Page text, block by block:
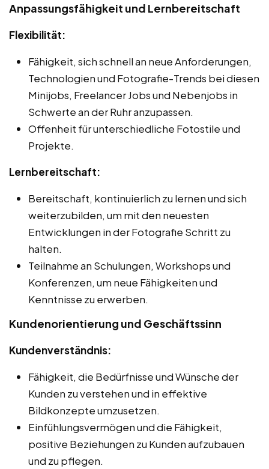
Anpassungsfähigkeit und Lernbereitschaft
Flexibilität:
Fähigkeit, sich schnell an neue Anforderungen,
Technologien und Fotografie-Trends bei diesen
Minijobs, Freelancer Jobs und Nebenjobs in
Schwerte an der Ruhr anzupassen.
Offenheit für unterschiedliche Fotostile und
Projekte.
Lernbereitschaft:
Bereitschaft, kontinuierlich zu lernen und sich
weiterzubilden, um mit den neuesten
Entwicklungen in der Fotografie Schritt zu
halten.
Teilnahme an Schulungen, Workshops und
Konferenzen, um neue Fähigkeiten und
Kenntnisse zu erwerben.
Kundenorientierung und Geschäftssinn
Kundenverständnis:
Fähigkeit, die Bedürfnisse und Wünsche der
Kunden zu verstehen und in effektive
Bildkonzepte umzusetzen.
Einfühlungsvermögen und die Fähigkeit,
positive Beziehungen zu Kunden aufzubauen
und zu pflegen.